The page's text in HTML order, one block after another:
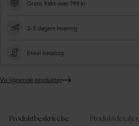
Gratis frakt over 799 kr
3–5 dagers levering
Enkel betaling
Vis lignende produkter
handlekurven
Produktbeskrivelse Produktdetaljer